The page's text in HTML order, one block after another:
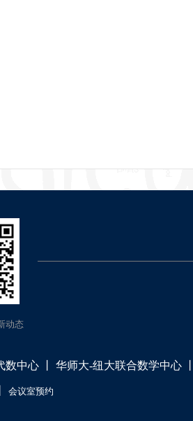
动态
数中心丨 华师大-纽大联合数学中心丨
会议室预约